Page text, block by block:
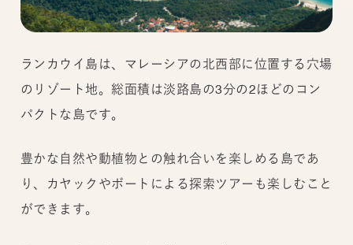
ランカウイ島は、マレーシアの北西部に位置する穴場
のリゾート地。総面積は淡路島の3分の2ほどのコン
パクトな島です。
豊かな自然や動植物との触れ合いを楽しめる島であ
り、カヤックやボートによる探索ツアーも楽しむこと
ができます。